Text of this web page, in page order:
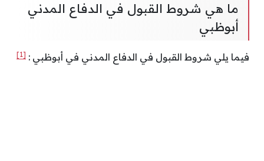
ما هي شروط القبول في الدفاع المدني
أبوظبي
فيما يلي شروط القبول في الدفاع المدني في أبوظبي : [1]